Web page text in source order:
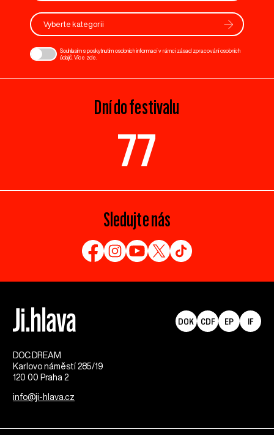
Vyberte kategorii
Souhlasím s poskytnutím osobních informací v rámci zásad zpracování osobních
údajů. Více zde
Dní do festivalu
77
Sledujte nás
DOC.DREAM​
Karlovo náměstí 285/19
120 00 Praha 2
info@ji-hlava.cz
DOK CDF EP IF